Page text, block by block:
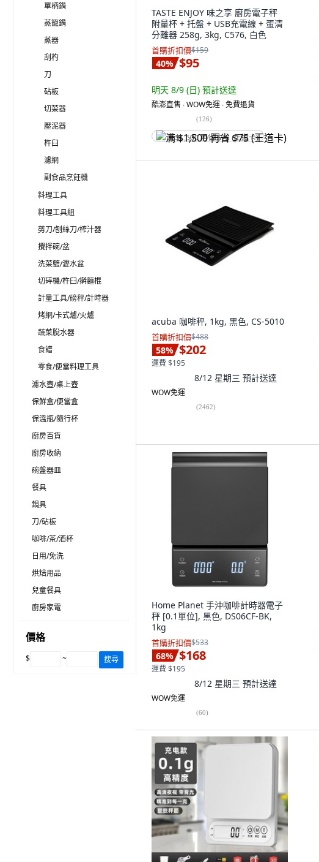
單柄鍋
蒸籠鍋
蒸器
刮杓
刀
砧板
切菜器
壓泥器
杵臼
濾網
副食品烹飪機
料理工具
料理工具組
剪刀/刨絲刀/榨汁器
攪拌碗/盆
洗菜籃/瀝水盆
切碎機/杵臼/擀麵棍
計量工具/磅秤/計時器
烤網/卡式爐/火爐
蔬菜脫水器
食譜
零食/便當料理工具
濾水壺/桌上壺
保鮮盒/便當盒
保溫瓶/隨行杯
廚房百貨
廚房收納
碗盤器皿
餐具
鍋具
刀/砧板
咖啡/茶/酒杯
日用/免洗
烘焙用品
兒童餐具
廚房家電
價格
$ ~ 搜尋
TASTE ENJOY 味之享 廚房電子秤
附量杯 + 托盤 + USB充電線 + 蛋清
分離器 258g, 3kg, C576, 白色
首購折扣價$159
40% $95
明天 8/9 (日) 預計送達
酷澎直售 ∙ WOW免運 ∙ 免費退貨
(126)
满 $1,500 再省 $75 (王道卡)
acuba 咖啡秤, 1kg, 黑色, CS-5010
首購折扣價$488
58% $202
運費 $195
8/12 星期三 預計送達
WOW免運
(2462)
Home Planet 手沖咖啡計時器電子
秤 [0.1單位], 黑色, DS06CF-BK,
1kg
首購折扣價$533
68% $168
運費 $195
8/12 星期三 預計送達
WOW免運
(60)